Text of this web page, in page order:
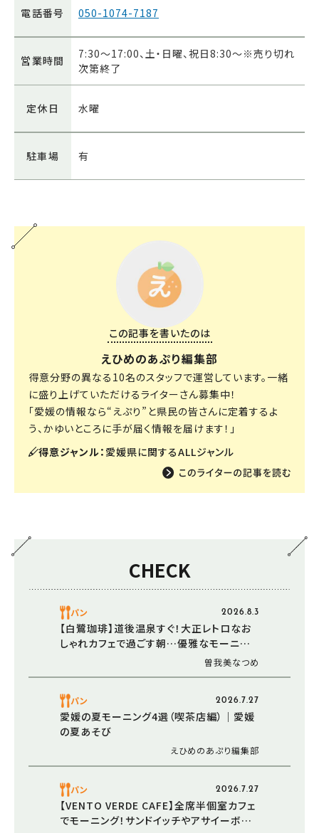
電話番号 050-1074-7187
営業時間
7:30～17:00、土・日曜、祝日8:30～※売り切れ
次第終了
定休日 水曜
駐車場 有
この記事を書いたのは
えひめのあぷり編集部
得意分野の異なる10名のスタッフで運営しています。一緒
に盛り上げていただけるライターさん募集中！
「愛媛の情報なら“えぷり”と県民の皆さんに定着するよ
う、かゆいところに手が届く情報を届けます！」
得意ジャンル： 愛媛県に関するALLジャンル
CHECK
パン 2026.8.3
【白鷺珈琲】道後温泉すぐ！大正レトロなお
しゃれカフェで過ごす朝…優雅なモーニング
を堪能（愛媛/松山市・おでかけレポ）曽我美なつめ
パン 2026.7.27
愛媛の夏モーニング4選（喫茶店編）｜愛媛
の夏あそび
えひめのあぷり編集部
パン 2026.7.27
【VENTO VERDE CAFE】全席半個室カフェ
でモーニング！サンドイッチやアサイーボウ